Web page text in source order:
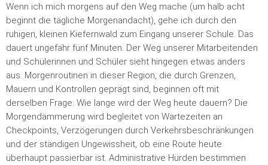
Wenn ich mich morgens auf den Weg mache (um halb acht
beginnt die tägliche Morgenandacht), gehe ich durch den
ruhigen, kleinen Kiefernwald zum Eingang unserer Schule. Das
dauert ungefähr fünf Minuten. Der Weg unserer Mitarbeitenden
und Schülerinnen und Schüler sieht hingegen etwas anders
aus. Morgenroutinen in dieser Region, die durch Grenzen,
Mauern und Kontrollen geprägt sind, beginnen oft mit
derselben Frage: Wie lange wird der Weg heute dauern? Die
Morgendämmerung wird begleitet von Wartezeiten an
Checkpoints, Verzögerungen durch Verkehrsbeschränkungen
und der ständigen Ungewissheit, ob eine Route heute
überhaupt passierbar ist. Administrative Hürden bestimmen